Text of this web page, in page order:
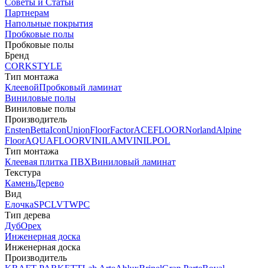
Советы и Статьи
Партнерам
Напольные покрытия
Пробковые полы
Пробковые полы
Бренд
CORKSTYLE
Тип монтажа
КлеевойПробковый ламинат
Виниловые полы
Виниловые полы
Производитель
EnstenBettaIconUnionFloorFactorACEFLOORNorlandAlpine
FloorAQUAFLOORVINILAMVINILPOL
Тип монтажа
Клеевая плитка ПВХВиниловый ламинат
Текстура
КаменьДерево
Вид
ЕлочкаSPCLVTWPC
Тип дерева
ДубОрех
Инженерная доска
Инженерная доска
Производитель